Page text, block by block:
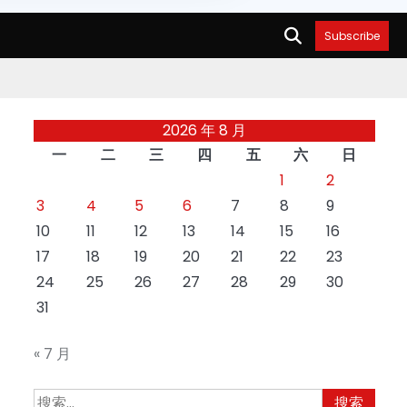
Subscribe
2026 年 8 月
一
二 三 四 五 六
日
1
2
3
4 5 6 7 8
9
10
11 12 13 14 15
16
17
18 19 20 21 22
23
24
25 26 27 28 29
30
31
« 7 月
搜